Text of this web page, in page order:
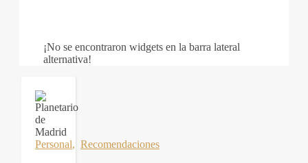
¡No se encontraron widgets en la barra lateral
alternativa!
Personal, Recomendaciones